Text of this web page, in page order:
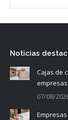
Noticias
Cajas de
07/08/